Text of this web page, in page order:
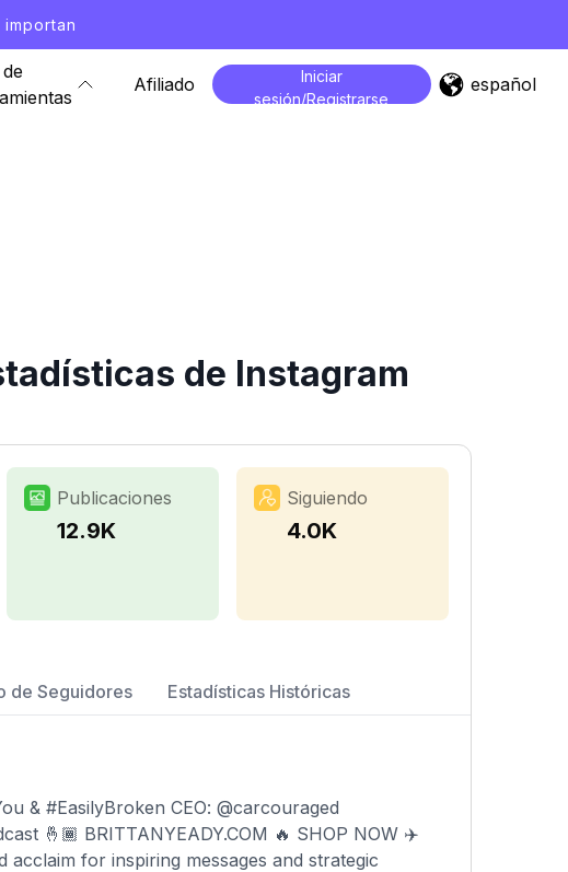
Afiliado
Iniciar
sesión/Registrarse
español
de Instagram
Publicaciones
12.9K
Siguiendo
4.0K
de Seguidores Estadísticas Históricas
& #EasilyBroken CEO: @carcouraged
🤞🏾 BRITTANYEADY.COM 🔥 SHOP NOW ✈️
acclaim for inspiring messages and strategic